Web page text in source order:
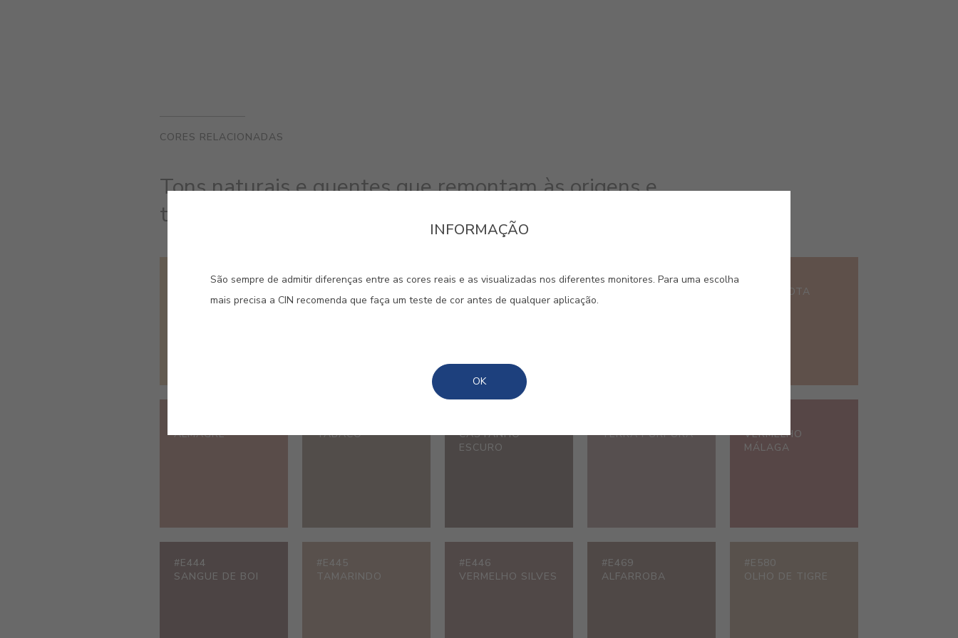
CORES RELACIONADAS
Tons naturais e quentes que remontam às origens e
transmitem sofisticação a qualquer fachada.
#0865
#2131
#3228
TERRACOTA
ALMAGRE
TABACO
CASTANHO
ESCURO
TERRA PÚRPURA
VERMELHO
MÁLAGA
#E444
SANGUE DE BOI
#E445
TAMARINDO
#E446
VERMELHO SILVES
#E469
ALFARROBA
#E580
OLHO DE TIGRE
INFORMAÇÃO
São sempre de admitir diferenças entre as cores reais e as visualizadas nos diferentes monitores. Para uma escolha
mais precisa a CIN recomenda que faça um teste de cor antes de qualquer aplicação.
OK